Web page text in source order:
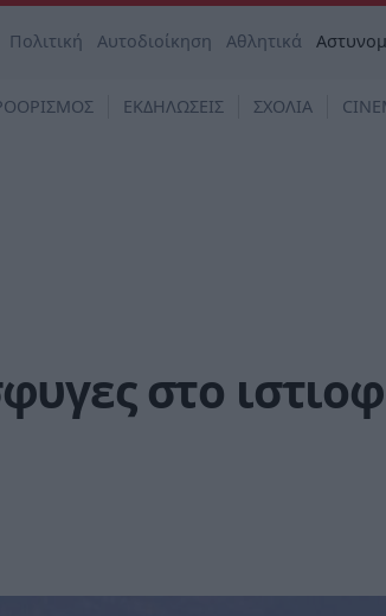
Πολιτική Αυτοδιοίκηση Αθλητικά
ΕΚΔΗΛΩΣΕΙΣ ΣΧΟΛΙΑ
στο